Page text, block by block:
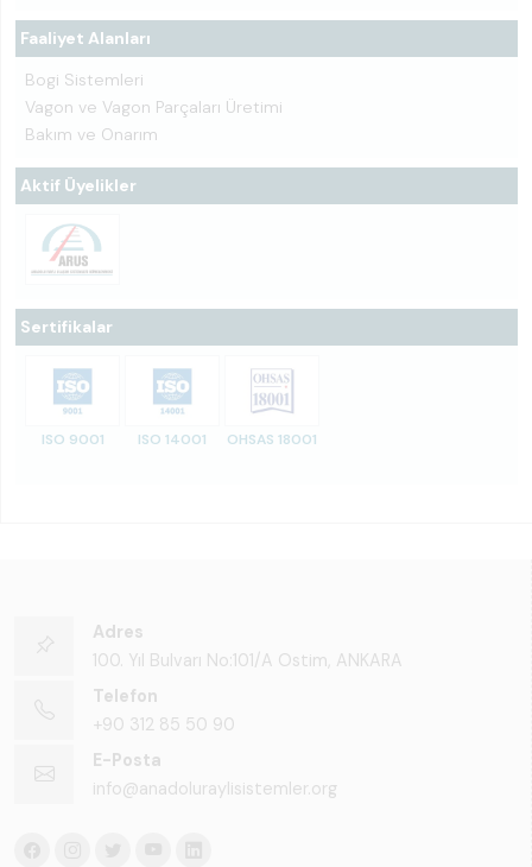
Faaliyet Alanları
Bogi Sistemleri
Vagon ve Vagon Parçaları Üretimi
Bakım ve Onarım
Aktif Üyelikler
Sertifikalar
ISO 9001 ISO 14001 OHSAS 18001
Adres
100. Yıl Bulvarı No:101/A Ostim, ANKARA
Telefon
+90 312 85 50 90
E-Posta
info@anadoluraylisistemler.org